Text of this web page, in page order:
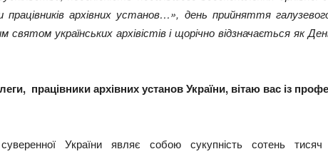
працівників архівних установ…», день прийняття
святом українських архівістів і щорічно відзначається як
працівники архівних установ України, вітаю вас із
України являє собою сукупність сотень